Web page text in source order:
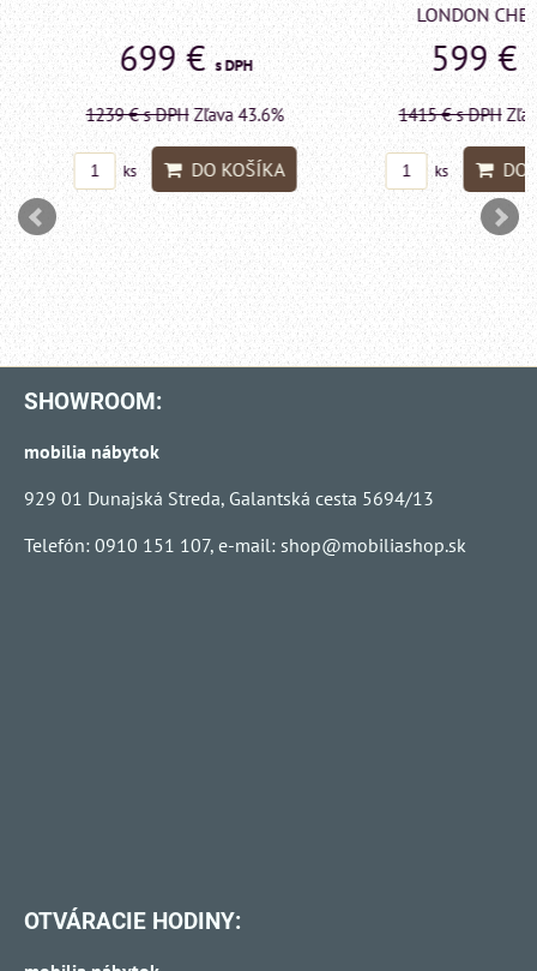
699 €s DPH
1239 €s DPH Zľava 43.6%
ks DO KOŠÍKA
LONDON
599 €s
1415 €s DPH Zľava
ks DO
SHOWROOM:
mobilia nábytok
929 01 Dunajská Streda, Galantská cesta 5694/13
Telefón: 0910 151 107, e-mail: shop@mobiliashop.sk
OTVÁRACIE HODINY: